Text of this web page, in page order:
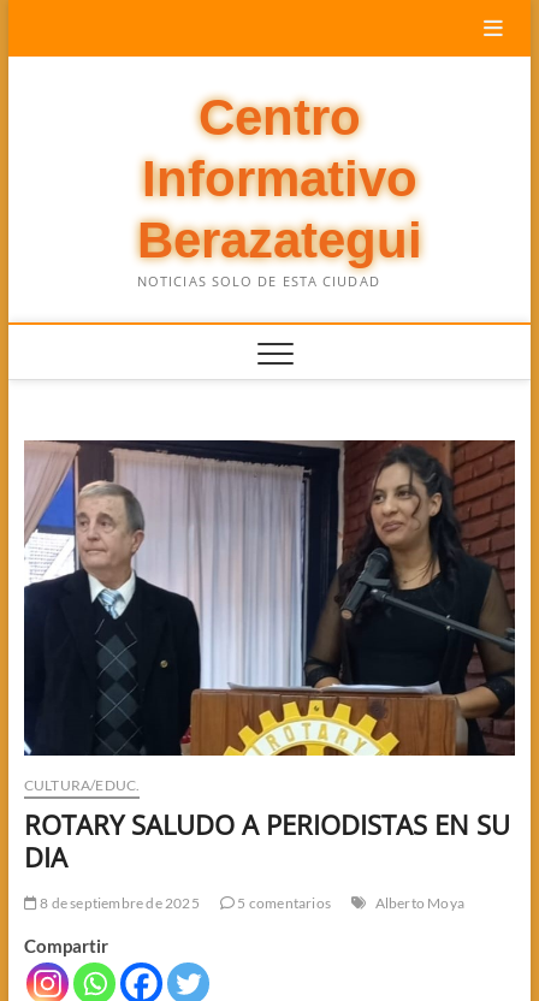
Centro
Informativo
Berazategui
NOTICIAS SOLO DE ESTA CIUDAD
CULTURA/EDUC.
ROTARY SALUDO A PERIODISTAS EN SU
DIA
8 de septiembre de 2025 5 comentarios Alberto Moya
Compartir